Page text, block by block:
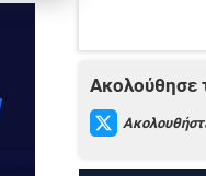
Ακολούθησε